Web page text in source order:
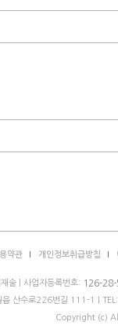
약관 개인정보취급방침
술 | 사업자등록번호: 126-
읍 산수로226번길 111-1 |
Copyright (c)